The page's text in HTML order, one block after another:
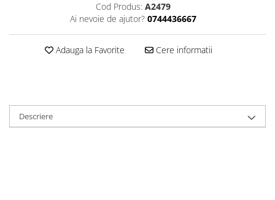
Toamna și Halloween
Valentine's Day
Buchete extravagante
Cod Produs: A2479
Ai nevoie de ajutor? 0744436667
Adauga la Favorite Cere informatii
Descriere